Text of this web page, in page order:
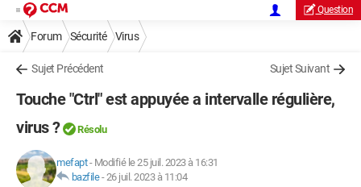
Question
Forum Sécurité Virus
Sujet Précédent Sujet Suivant
Touche "Ctrl" est appuyée a intervalle régulière,
virus ?
Résolu
mefapt- Modifié le 25 juil. 2023 à 16:31
bazfile-26 juil. 2023 à 11:04